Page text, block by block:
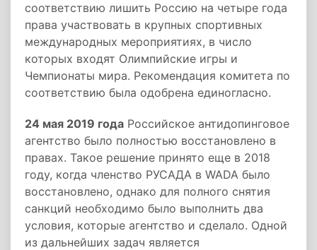
соответствию лишить Россию на четыре года
права участвовать в крупных спортивных
международных мероприятиях, в число
которых входят Олимпийские игры и
Чемпионаты мира. Рекомендация комитета по
соответствию была одобрена единогласно.
24 мая 2019 года Российское антидопинговое
агентство было полностью восстановлено в
правах. Такое решение принято еще в 2018
году, когда членство РУСАДА в WADA было
восстановлено, однако для полного снятия
санкций необходимо было выполнить два
условия, которые агентство и сделало. Одной
из дальнейших задач является